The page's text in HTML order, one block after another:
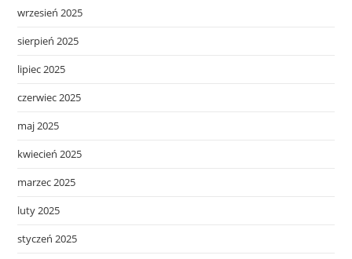
wrzesień 2025
sierpień 2025
lipiec 2025
czerwiec 2025
maj 2025
kwiecień 2025
marzec 2025
luty 2025
styczeń 2025